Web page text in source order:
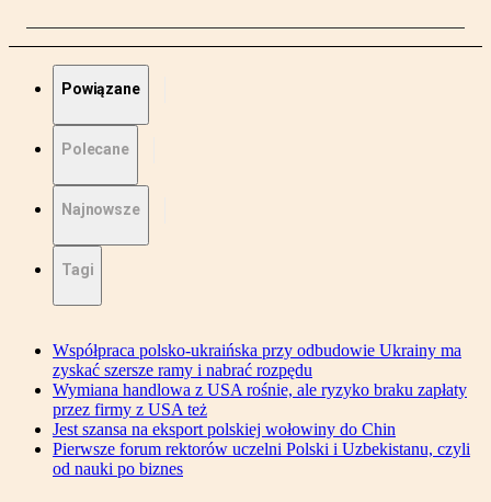
Powiązane
Polecane
Najnowsze
Tagi
Współpraca polsko-ukraińska przy odbudowie Ukrainy ma
zyskać szersze ramy i nabrać rozpędu
Wymiana handlowa z USA rośnie, ale ryzyko braku zapłaty
przez firmy z USA też
Jest szansa na eksport polskiej wołowiny do Chin
Pierwsze forum rektorów uczelni Polski i Uzbekistanu, czyli
od nauki po biznes